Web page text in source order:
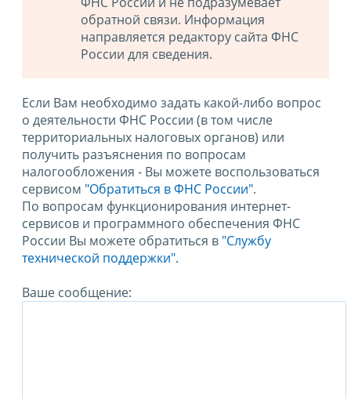
обратной связи. Информация
направляется редактору сайта ФНС
России для сведения.
Если Вам необходимо задать какой-либо вопрос
о деятельности ФНС России (в том числе
территориальных налоговых органов) или
получить разъяснения по вопросам
налогообложения - Вы можете воспользоваться
сервисом "Обратиться в ФНС России".
По вопросам функционирования интернет-
сервисов и программного обеспечения ФНС
России Вы можете обратиться в "Службу
технической поддержки".
Ваше сообщение: